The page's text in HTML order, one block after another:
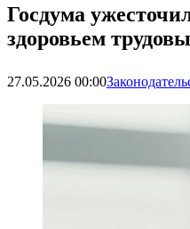
Госдума
здоровьем
27.05.2026 00:00